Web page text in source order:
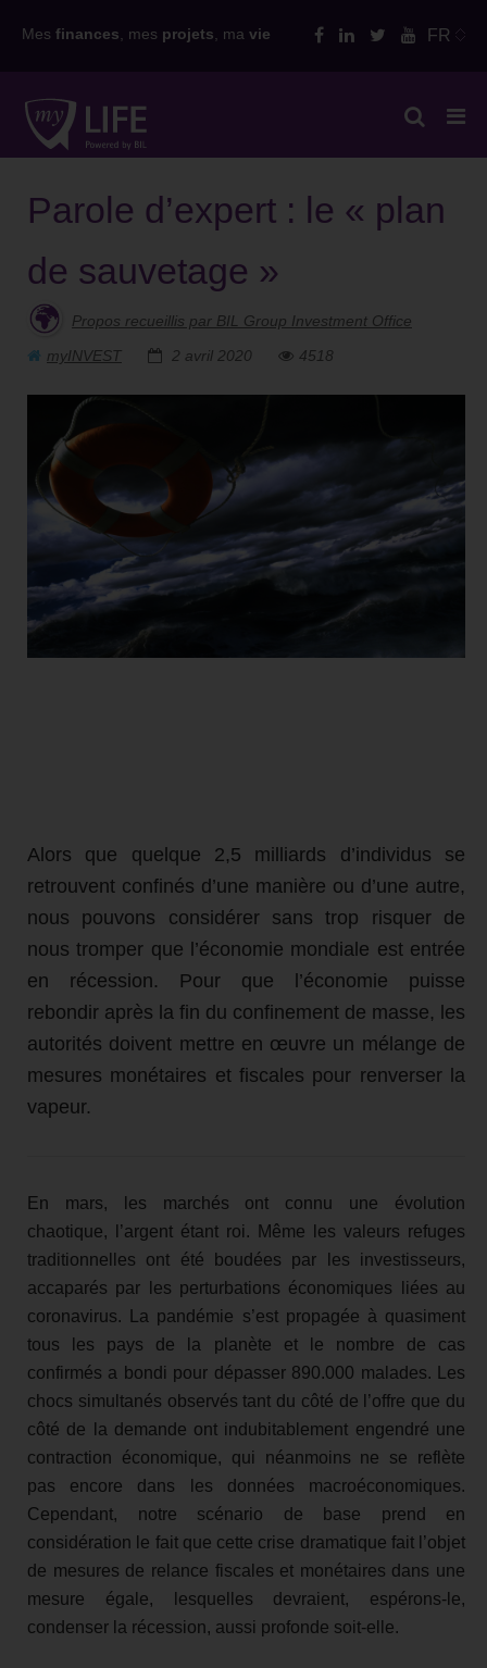
to
Mes finances , mes projets , ma vie FR
Parole d’expert : le « plan
de sauvetage »
Propos recueillis par BIL Group Investment Office
myINVEST
2 avril 2020 4518
Alors que quelque 2,5 milliards d’individus se
retrouvent confinés d’une manière ou d’une autre,
nous pouvons considérer sans trop risquer de
nous tromper que l’économie mondiale est entrée
en récession. Pour que l’économie puisse
rebondir après la fin du confinement de masse, les
autorités doivent mettre en œuvre un mélange de
mesures monétaires et fiscales pour renverser la
vapeur.
En mars, les marchés ont connu une évolution
chaotique, l’argent étant roi. Même les valeurs refuges
traditionnelles ont été boudées par les investisseurs,
accaparés par les perturbations économiques liées au
coronavirus. La pandémie s’est propagée à quasiment
tous les pays de la planète et le nombre de cas
confirmés a bondi pour dépasser 890.000 malades. Les
chocs simultanés observés tant du côté de l’offre que du
côté de la demande ont indubitablement engendré une
contraction économique, qui néanmoins ne se reflète
pas encore dans les données macroéconomiques.
Cependant, notre scénario de base prend en
considération le fait que cette crise dramatique fait l’objet
de mesures de relance fiscales et monétaires dans une
mesure égale, lesquelles devraient, espérons-le,
condenser la récession, aussi profonde soit-elle.